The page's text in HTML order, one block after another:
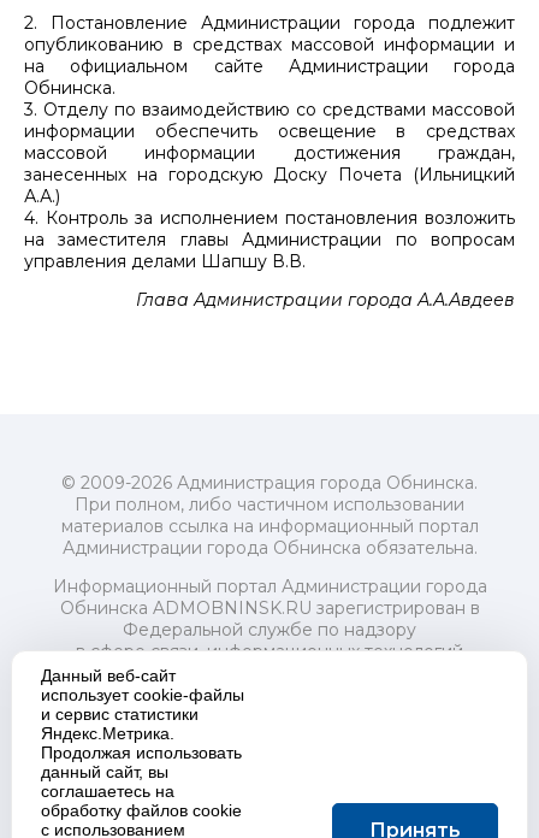
2. Постановление Администрации города подлежит
опубликованию в средствах массовой информации и
на официальном сайте Администрации города
Обнинска.
3. Отделу по взаимодействию со средствами массовой
информации обеспечить освещение в средствах
массовой информации достижения граждан,
занесенных на городскую Доску Почета (Ильницкий
А.А.)
4. Контроль за исполнением постановления возложить
на заместителя главы Администрации по вопросам
управления делами Шапшу В.В.
Глава Администрации города А.А.Авдеев
© 2009-2026 Администрация города Обнинска.
При полном, либо частичном использовании
материалов ссылка на информационный портал
Администрации города Обнинска обязательна.
Информационный портал Администрации города
Обнинска ADMOBNINSK.RU зарегистрирован в
Федеральной службе по надзору
в сфере связи, информационных технологий
и массовых коммуникаций (Роскомнадзор) 24 июля
2018 года.
Свидетельство о регистрации Эл № ФС77-73321
Учредитель: Администрация (исполнительно-
распорядительный орган) городского округа "Город
Обнинск". Главный редактор: Байкова Е.А.
Адрес электронной почты Редакции:
Данный веб-сайт
использует cookie-файлы
и сервис статистики
Яндекс.Метрика.
Продолжая использовать
данный сайт, вы
соглашаетесь на
обработку файлов cookie
с использованием
Принять